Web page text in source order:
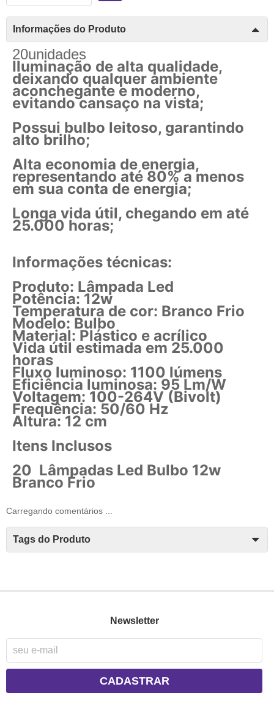
Informações do Produto
20unidades
Iluminação de alta qualidade,
deixando qualquer ambiente
aconchegante e moderno,
evitando cansaço na vista;
Possui bulbo leitoso, garantindo
alto brilho;
Alta economia de energia,
representando até 80% a menos
em sua conta de energia;
Longa vida útil, chegando em até
25.000 horas;
Informações técnicas:
Produto: Lâmpada Led
Potência: 12w
Temperatura de cor: Branco Frio
Modelo: Bulbo
Material: Plástico e acrílico
Vida útil estimada em 25.000
horas
Fluxo luminoso: 1100 lúmens
Eficiência luminosa: 95 Lm/W
Voltagem: 100-264V (Bivolt)
Frequência: 50/60 Hz
Altura: 12 cm
Itens Inclusos
20 Lâmpadas Led Bulbo 12w
Branco Frio
Carregando comentários ...
Tags do Produto
Newsletter
CADASTRAR